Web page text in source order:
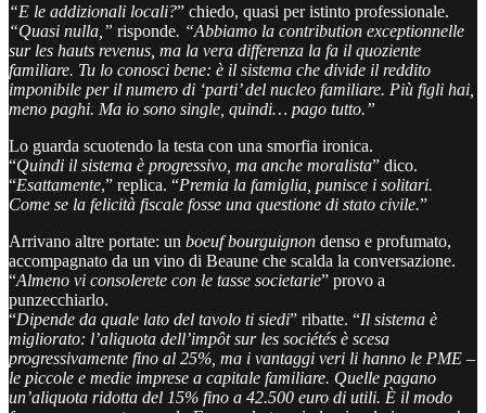
“E le addizionali locali?” chiedo, quasi per istinto professionale.
“Quasi nulla,” risponde. “Abbiamo la contribution exceptionnelle
sur les hauts revenus, ma la vera differenza la fa il quoziente
familiare. Tu lo conosci bene: è il sistema che divide il reddito
imponibile per il numero di ‘parti’ del nucleo familiare. Più figli hai,
meno paghi. Ma io sono single, quindi… pago tutto.”
Lo guarda scuotendo la testa con una smorfia ironica.
“Quindi il sistema è progressivo, ma anche moralista” dico.
“Esattamente,” replica. “Premia la famiglia, punisce i solitari.
Come se la felicità fiscale fosse una questione di stato civile.”
Arrivano altre portate: un boeuf bourguignon denso e profumato,
accompagnato da un vino di Beaune che scalda la conversazione.
“Almeno vi consolerete con le tasse societarie” provo a
punzecchiarlo.
“Dipende da quale lato del tavolo ti siedi” ribatte. “Il sistema è
migliorato: l’aliquota dell’impôt sur les sociétés è scesa
progressivamente fino al 25%, ma i vantaggi veri li hanno le PME –
le piccole e medie imprese a capitale familiare. Quelle pagano
un’aliquota ridotta del 15% fino a 42.500 euro di utili. È il modo